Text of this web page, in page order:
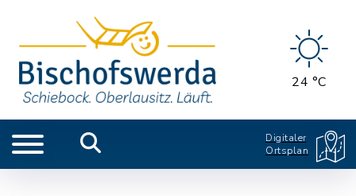
24 °C
Digitaler
Ortsplan